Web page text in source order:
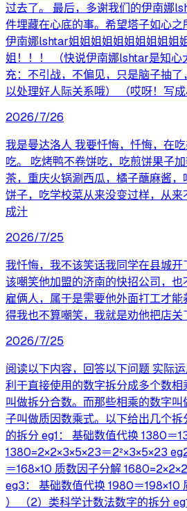
过去了。 最后，多谢我们的伊南娜
件埋藏在心底的事。希望塔子如心
伊南娜lshtar姐姐姐姐姐姐姐姐姐姐
姐！！！ （快说伊南娜lshtar是知心
充：不引战，不偏见，只是脑子抽
以处理好人际关系哦） （哎呀！写成
2026/7/26
我是曼达洛人 我要忏悔，忏悔，在
吃。 吃烤鸭不卷饼吃，吃煎饼果子
茶，重庆火锅涮西瓜，橘子蘸麻酱
饼子，吃学校菜从来没变过样，从
成汁
2026/7/25
我忏悔，我不该笑话我同学在县城
该嘲笑他加盟的济南的快招公司，
雇俩人，属于是需要他外面打工才
得我也不算嘲笑，我就是劝他把店关
2026/7/25
阅读以下内容，回答以下问题 实际
利于直接使用的数字拆分成多个数
叫做拆分合数。而那些相乘的数字
子叫做质因数乘式。以下给出几个拆
的拆分 eg1： 基础数值代换 1380＝
1380=2×2×3×5×23＝2²×3×5×23
＝168×10 质数因子分解
eg3： 基础数值代换 1980＝198×10
） （2）类科学计数法数字的拆分